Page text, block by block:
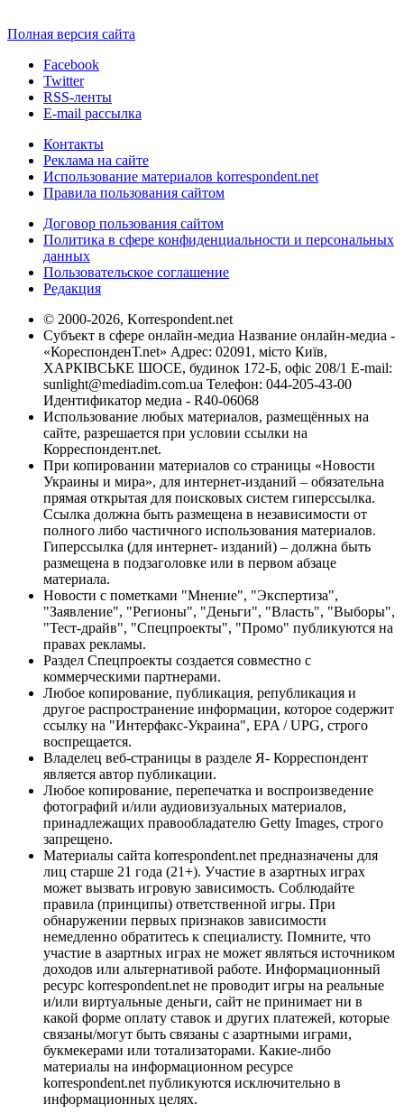
Полная версия сайта
Facebook
Twitter
RSS-ленты
E-mail рассылка
Контакты
Реклама на сайте
Использование материалов korrespondent.net
Правила пользования сайтом
Договор пользования сайтом
Политика в сфере конфиденциальности и персональных
данных
Пользовательское соглашение
Редакция
© 2000-2026, Korrespondent.net
Субъект в сфере онлайн-медиа Название онлайн-медиа -
«КореспонденТ.net» Адрес: 02091, місто Київ,
ХАРКІВСЬКЕ ШОСЕ, будинок 172-Б, офіс 208/1 E-mail:
sunlight@mediadim.com.ua Телефон: 044-205-43-00
Идентификатор медиа - R40-06068
Использование любых материалов, размещённых на
сайте, разрешается при условии ссылки на
Корреспондент.net.
При копировании материалов со страницы «Новости
Украины и мира», для интернет-изданий – обязательна
прямая открытая для поисковых систем гиперссылка.
Ссылка должна быть размещена в независимости от
полного либо частичного использования материалов.
Гиперссылка (для интернет- изданий) – должна быть
размещена в подзаголовке или в первом абзаце
материала.
Новости с пометками "Мнение", "Экспертиза",
"Заявление", "Регионы", "Деньги", "Власть", "Выборы",
"Тест-драйв", "Спецпроекты", "Промо" публикуются на
правах рекламы.
Раздел Спецпроекты создается совместно с
коммерческими партнерами.
Любое копирование, публикация, републикация и
другое распространение информации, которое содержит
ссылку на "Интерфакс-Украина", EPA / UPG, строго
воспрещается.
Владелец веб-страницы в разделе Я- Корреспондент
является автор публикации.
Любое копирование, перепечатка и воспроизведение
фотографий и/или аудиовизуальных материалов,
принадлежащих правообладателю Getty Images, строго
запрещено.
Материалы сайта korrespondent.net предназначены для
лиц старше 21 года (21+). Участие в азартных играх
может вызвать игровую зависимость. Соблюдайте
правила (принципы) ответственной игры. При
обнаружении первых признаков зависимости
немедленно обратитесь к специалисту. Помните, что
участие в азартных играх не может являться источником
доходов или альтернативой работе. Информационный
ресурс korrespondent.net не проводит игры на реальные
и/или виртуальные деньги, сайт не принимает ни в
какой форме оплату ставок и других платежей, которые
связаны/могут быть связаны с азартными играми,
букмекерами или тотализаторами. Какие-либо
материалы на информационном ресурсе
korrespondent.net публикуются исключительно в
информационных целях.